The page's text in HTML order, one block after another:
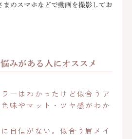
まのスマホなどで動画を撮影してお
みがある人にオススメ
ーはわかったけど似合うア
味やマット・ツヤ感がわか
自信がない。似合う眉メイ